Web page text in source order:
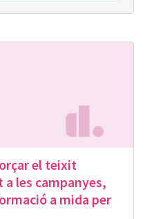
el teixit
les campanyes,
a mida per